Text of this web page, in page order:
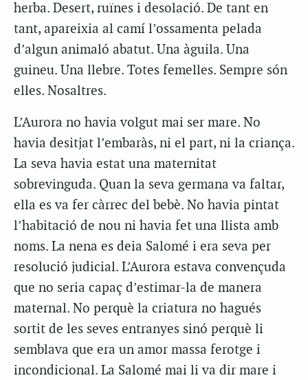
herba. Desert, ruïnes i desolació. De tant en
tant, apareixia al camí l’ossamenta pelada
d’algun animaló abatut. Una àguila. Una
guineu. Una llebre. Totes femelles. Sempre són
elles. Nosaltres.
L’Aurora no havia volgut mai ser mare. No
havia desitjat l’embaràs, ni el part, ni la criança.
La seva havia estat una maternitat
sobrevinguda. Quan la seva germana va faltar,
ella es va fer càrrec del bebè. No havia pintat
l’habitació de nou ni havia fet una llista amb
noms. La nena es deia Salomé i era seva per
resolució judicial. L’Aurora estava convençuda
que no seria capaç d’estimar-la de manera
maternal. No perquè la criatura no hagués
sortit de les seves entranyes sinó perquè li
semblava que era un amor massa ferotge i
incondicional. La Salomé mai li va dir mare i